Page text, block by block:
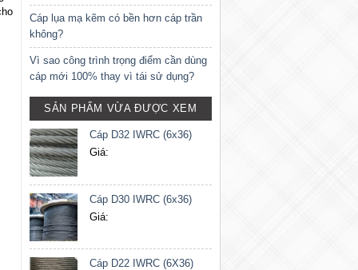
Cáp lụa mạ kẽm có bền hơn cáp trần
không?
Vì sao công trình trọng điểm cần dùng
cáp mới 100% thay vì tái sử dụng?
SẢN PHẨM VỪA ĐƯỢC XEM
Cáp D32 IWRC (6x36)
Giá:
Cáp D30 IWRC (6x36)
Giá:
Cáp D22 IWRC (6X36)